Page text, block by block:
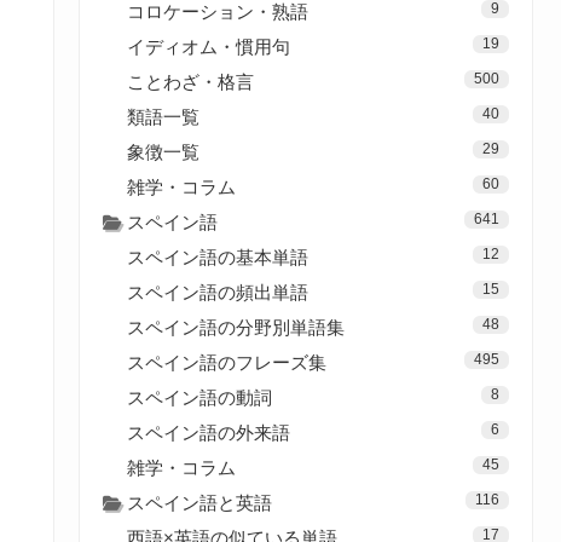
コロケーション・熟語 9
イディオム・慣用句 19
ことわざ・格言 500
類語一覧 40
象徴一覧 29
雑学・コラム 60
スペイン語 641
スペイン語の基本単語 12
スペイン語の頻出単語 15
スペイン語の分野別単語集 48
スペイン語のフレーズ集 495
スペイン語の動詞 8
スペイン語の外来語 6
雑学・コラム 45
スペイン語と英語 116
西語×英語の似ている単語 17